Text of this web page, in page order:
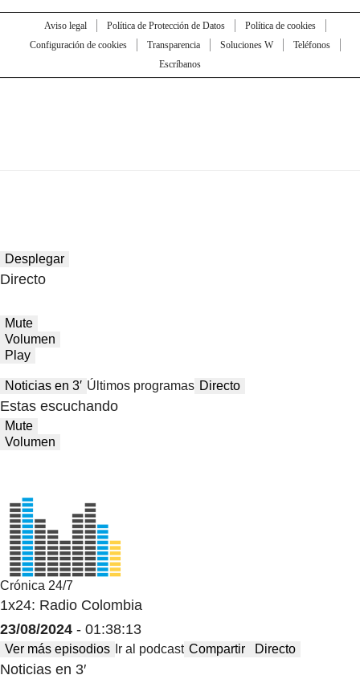
Aviso legal Política de Protección de Datos
Política de cookies
Configuración de cookies
Transparencia Soluciones W
Teléfonos
Escríbanos
Desplegar
Directo
Mute
Volumen
Play
Noticias en 3′ Últimos programas Directo
Estas escuchando
Mute
Volumen
Crónica 24/7
1x24: Radio Colombia
23/08/2024 - 01:38:13
Ver más episodios Ir al podcast Compartir Directo
Noticias en 3′